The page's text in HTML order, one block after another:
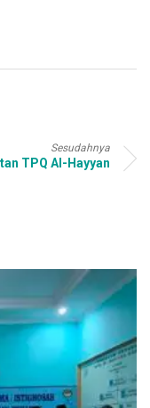
Sesudahnya
TPQ Al-Hayyan